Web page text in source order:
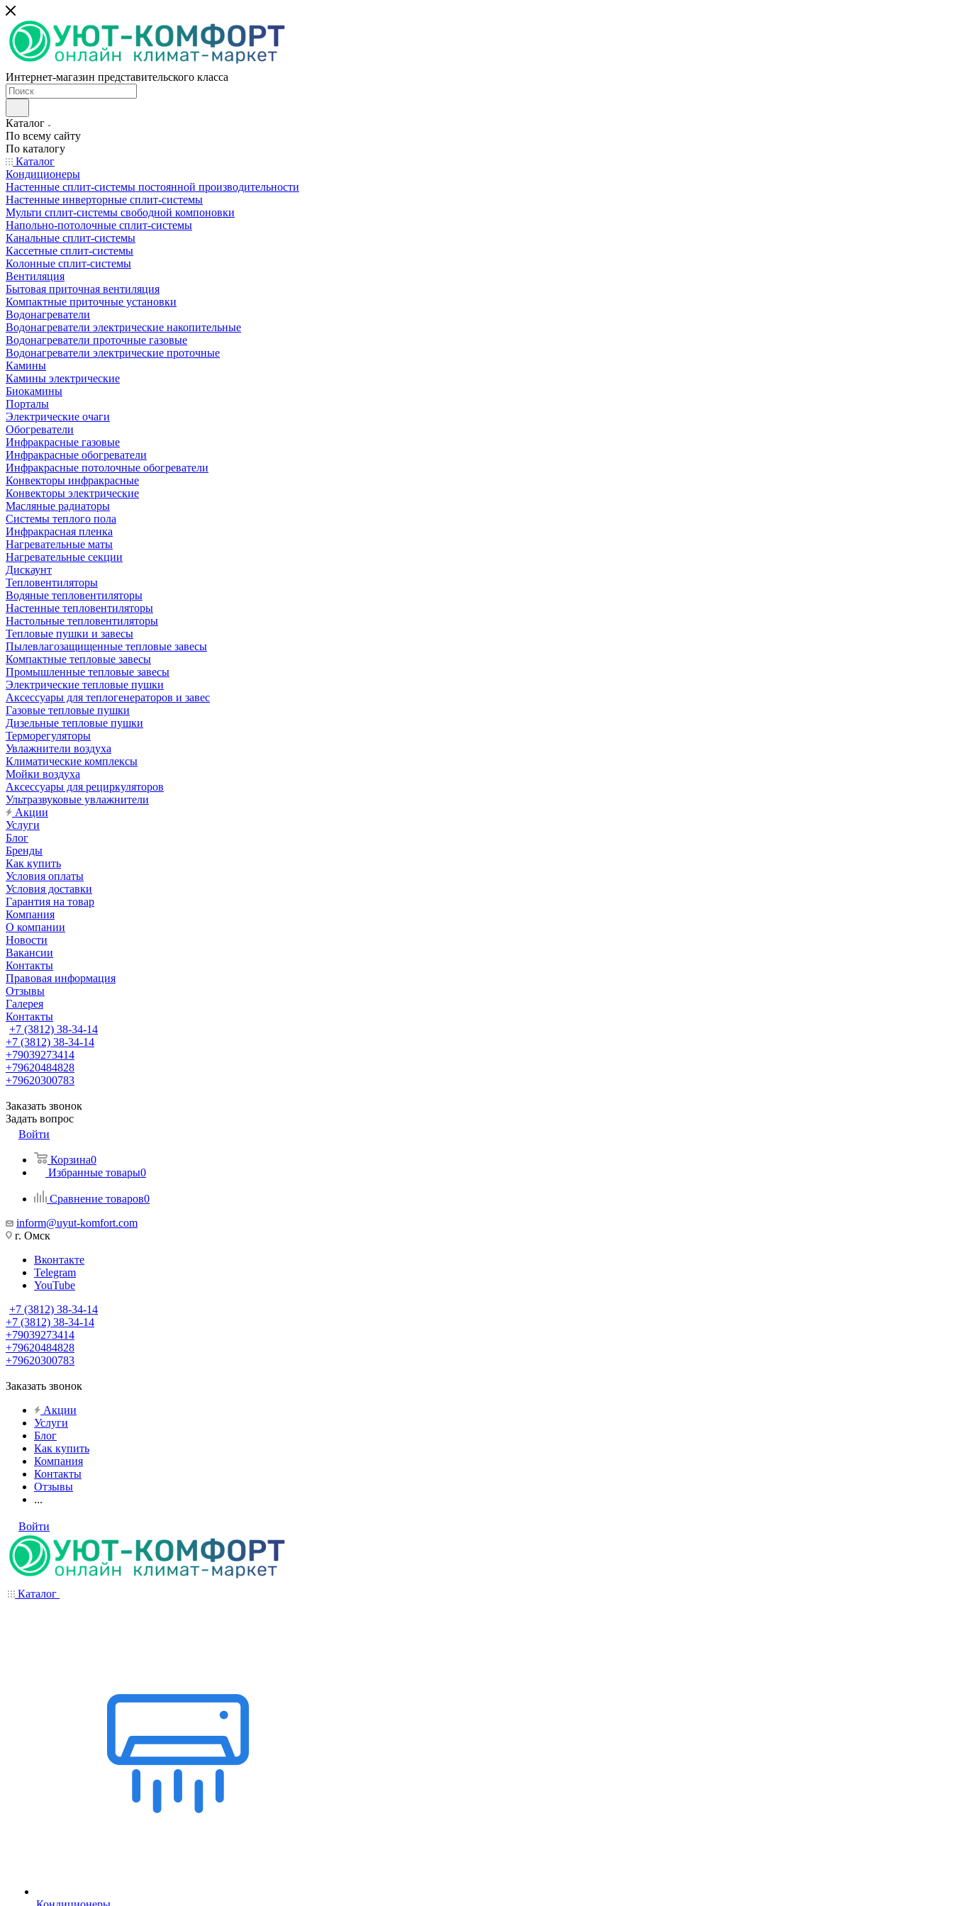
Интернет-магазин представительского класса
Каталог
По всему сайту
По каталогу
Каталог
Кондиционеры
Настенные сплит-системы постоянной производительности
Настенные инверторные сплит-системы
Мульти сплит-системы свободной компоновки
Напольно-потолочные сплит-системы
Канальные сплит-системы
Кассетные сплит-системы
Колонные сплит-системы
Вентиляция
Бытовая приточная вентиляция
Компактные приточные установки
Водонагреватели
Водонагреватели электрические накопительные
Водонагреватели проточные газовые
Водонагреватели электрические проточные
Камины
Камины электрические
Биокамины
Порталы
Электрические очаги
Обогреватели
Инфракрасные газовые
Инфракрасные обогреватели
Инфракрасные потолочные обогреватели
Конвекторы инфракрасные
Конвекторы электрические
Масляные радиаторы
Системы теплого пола
Инфракрасная пленка
Нагревательные маты
Нагревательные секции
Дискаунт
Тепловентиляторы
Водяные тепловентиляторы
Настенные тепловентиляторы
Настольные тепловентиляторы
Тепловые пушки и завесы
Пылевлагозащищенные тепловые завесы
Компактные тепловые завесы
Промышленные тепловые завесы
Электрические тепловые пушки
Аксессуары для теплогенераторов и завес
Газовые тепловые пушки
Дизельные тепловые пушки
Терморегуляторы
Увлажнители воздуха
Климатические комплексы
Мойки воздуха
Аксессуары для рециркуляторов
Ультразвуковые увлажнители
Акции
Услуги
Блог
Бренды
Как купить
Условия оплаты
Условия доставки
Гарантия на товар
Компания
О компании
Новости
Вакансии
Контакты
Правовая информация
Отзывы
Галерея
Контакты
+7 (3812) 38-34-14
+7 (3812) 38-34-14
+79039273414
+79620484828
+79620300783
Заказать звонок
Задать вопрос
Войти
Корзина0
Избранные товары0
Сравнение товаров0
inform@uyut-komfort.com
г. Омск
Вконтакте
Telegram
YouTube
+7 (3812) 38-34-14
+7 (3812) 38-34-14
+79039273414
+79620484828
+79620300783
Заказать звонок
Акции
Услуги
Блог
Как купить
Компания
Контакты
Отзывы
...
Войти
Каталог